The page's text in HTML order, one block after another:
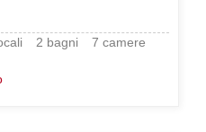
2 bagni 7 camere